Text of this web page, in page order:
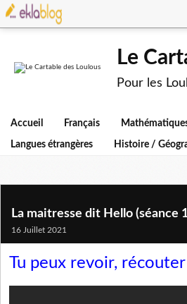
Le
Pour les
Accueil Français
Langues étrangères Histoire /
La maitresse dit Hello (séance
16 Juillet 2021
Tu peux revoir,